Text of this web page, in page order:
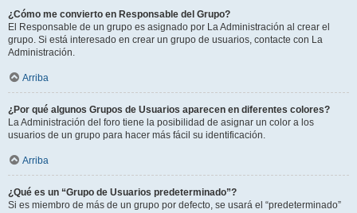
¿Cómo me convierto en Responsable del Grupo?
El Responsable de un grupo es asignado por La Administración al crear el
grupo. Si está interesado en crear un grupo de usuarios, contacte con La
Administración.
Arriba
¿Por qué algunos Grupos de Usuarios aparecen en diferentes colores?
La Administración del foro tiene la posibilidad de asignar un color a los
usuarios de un grupo para hacer más fácil su identificación.
Arriba
¿Qué es un “Grupo de Usuarios predeterminado”?
Si es miembro de más de un grupo por defecto, se usará el “predeterminado”